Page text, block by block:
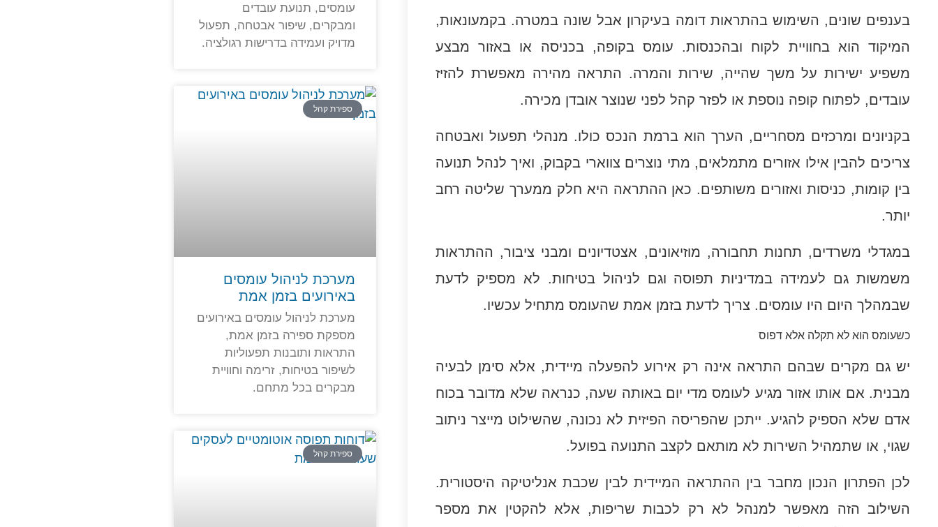
בענפים שונים, השימוש בהתראות דומה בעיקרון אבל שונה במטרה. בקמעונאות,
המיקוד הוא בחוויית לקוח ובהכנסות. עומס בקופה, בכניסה או באזור מבצע
משפיע ישירות על משך שהייה, שירות והמרה. התראה מהירה מאפשרת להזיז
עובדים, לפתוח קופה נוספת או לפזר קהל לפני שנוצר אובדן מכירה.
בקניונים ומרכזים מסחריים, הערך הוא ברמת הנכס כולו. מנהלי תפעול ואבטחה
צריכים להבין אילו אזורים מתמלאים, מתי נוצרים צווארי בקבוק, ואיך לנהל תנועה
בין קומות, כניסות ואזורים משותפים. כאן ההתראה היא חלק ממערך שליטה רחב
יותר.
במגדלי משרדים, תחנות תחבורה, מוזיאונים, אצטדיונים ומבני ציבור, ההתראות
משמשות גם לעמידה במדיניות תפוסה וגם לניהול בטיחות. לא מספיק לדעת
שבמהלך היום היו עומסים. צריך לדעת בזמן אמת שהעומס מתחיל עכשיו.
כשעומס הוא לא תקלה אלא דפוס
יש גם מקרים שבהם התראה אינה רק אירוע להפעלה מיידית, אלא סימן לבעיה
מבנית. אם אותו אזור מגיע לעומס מדי יום באותה שעה, כנראה שלא מדובר בכוח
אדם שלא הספיק להגיע. ייתכן שהפריסה הפיזית לא נכונה, שהשילוט מייצר ניתוב
שגוי, או שתמהיל השירות לא מותאם לקצב התנועה בפועל.
לכן הפתרון הנכון מחבר בין ההתראה המיידית לבין שכבת אנליטיקה היסטורית.
השילוב הזה מאפשר למנהל לא רק לכבות שריפות, אלא להקטין את מספר
עומסים, תנועת עובדים
ומבקרים, שיפור אבטחה, תפעול
מדויק ועמידה בדרישות רגולציה.
ספירת קהל
מערכת לניהול עומסים
באירועים בזמן אמת
מערכת לניהול עומסים באירועים
מספקת ספירה בזמן אמת,
התראות ותובנות תפעוליות
לשיפור בטיחות, זרימה וחוויית
מבקרים בכל מתחם.
ספירת קהל